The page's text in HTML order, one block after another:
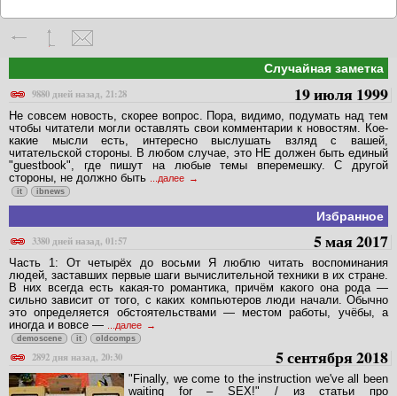
Случайная заметка
9880 дней назад, 21:28
19 июля 1999
Не совсем новость, скорее вопрос. Пора, видимо, подумать над тем
чтобы читатели могли оставлять свои комментарии к новостям. Кое-
какие мысли есть, интересно выслушать взляд с вашей,
читательской стороны. В любом случае, это НЕ должен быть единый
"guestbook", где пишут на любые темы вперемешку. С другой
стороны, не должно быть
...далее
it ibnews
Избранное
3380 дней назад, 01:57
5 мая 2017
Часть 1: От четырёх до восьми Я люблю читать воспоминания
людей, заставших первые шаги вычислительной техники в их стране.
В них всегда есть какая-то романтика, причём какого она рода —
сильно зависит от того, с каких компьютеров люди начали. Обычно
это определяется обстоятельствами — местом работы, учёбы, а
иногда и вовсе —
...далее
demoscene it oldcomps
2892 дня назад, 20:30 5 сентября 2018
"Finally, we come to the instruction we've all been
waiting for – SEX!" / из статьи про